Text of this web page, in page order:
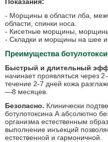
- Морщины в области лба,
области, спинки носа.
- Кисетные морщины, морщины
- Складки и морщины на шее и
Преимущества
Быстрый и длительный
начинает проявляться через
течение 2-7 дней кожа
—8 месяцев.
Безопасно. Клинически
ботулотоксина А абсолютно
организма естественным
выполнение инъекций
естественной и гармоничной.